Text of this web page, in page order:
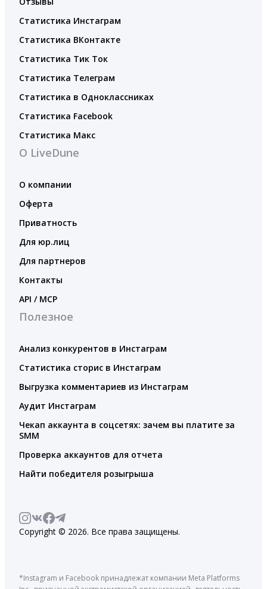
Статистика Инстаграм
Статистика ВКонтакте
Статистика Тик Ток
Статистика Телеграм
Статистика в Одноклассниках
Статистика Facebook
Статистика Макс
О LiveDune
О компании
Оферта
Приватность
Для юр.лиц
Для партнеров
Контакты
API / MCP
Полезное
Анализ конкурентов в Инстаграм
Статистика сторис в Инстаграм
Выгрузка комментариев из Инстаграм
Аудит Инстаграм
Чекап аккаунта в соцсетях: зачем вы платите за
SMM
Проверка аккаунтов для отчета
Найти победителя розыгрыша
Copyright © 2026. Все права защищены.
*Instagram и Facebook принадлежат компании Meta Platforms